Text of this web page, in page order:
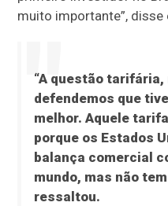
muito importante”, disse
“A questão tarifária,
defendemos que
melhor. Aquele
porque os Estados
balança comercial
mundo, mas não
ressaltou.